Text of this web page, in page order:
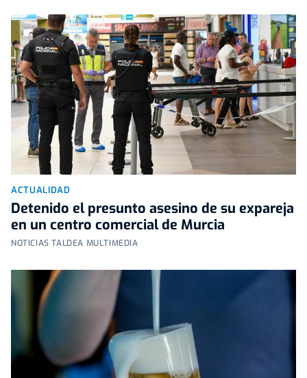
ACTUALIDAD
Detenido el presunto asesino de su expareja
en un centro comercial de Murcia
NOTICIAS TALDEA MULTIMEDIA